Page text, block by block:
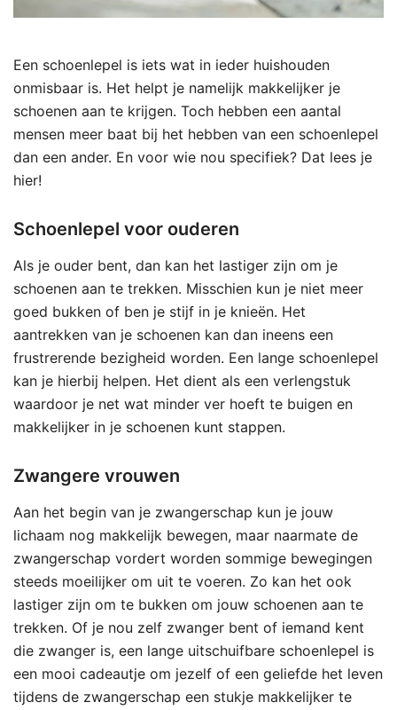
Een schoenlepel is iets wat in ieder huishouden
onmisbaar is. Het helpt je namelijk makkelijker je
schoenen aan te krijgen. Toch hebben een aantal
mensen meer baat bij het hebben van een schoenlepel
dan een ander. En voor wie nou specifiek? Dat lees je
hier!
Schoenlepel voor ouderen
Als je ouder bent, dan kan het lastiger zijn om je
schoenen aan te trekken. Misschien kun je niet meer
goed bukken of ben je stijf in je knieën. Het
aantrekken van je schoenen kan dan ineens een
frustrerende bezigheid worden. Een lange schoenlepel
kan je hierbij helpen. Het dient als een verlengstuk
waardoor je net wat minder ver hoeft te buigen en
makkelijker in je schoenen kunt stappen.
Zwangere vrouwen
Aan het begin van je zwangerschap kun je jouw
lichaam nog makkelijk bewegen, maar naarmate de
zwangerschap vordert worden sommige bewegingen
steeds moeilijker om uit te voeren. Zo kan het ook
lastiger zijn om te bukken om jouw schoenen aan te
trekken. Of je nou zelf zwanger bent of iemand kent
die zwanger is, een lange uitschuifbare schoenlepel is
een mooi cadeautje om jezelf of een geliefde het leven
tijdens de zwangerschap een stukje makkelijker te